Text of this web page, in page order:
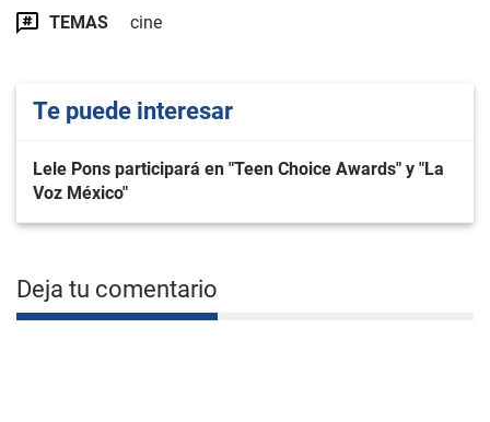
TEMAS cine
Te puede interesar
Lele Pons participará en "Teen Choice Awards" y "La
Voz México"
Deja tu comentario